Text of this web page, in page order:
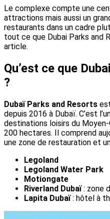
Le complexe compte une
attractions mais aussi un
restaurants dans un cadre
tout ce que Dubai Parks and
article.
Qu’est ce que
?
Dubaï Parks and Resorts
depuis 2016 à Dubaï. C’est
destinations loisirs du
200 hectares. Il comprend
une zone de restauration et
Legoland
Legoland Water Park
Motiongate
Riverland Dubaï: zone
Lapita Dubaï: hôtel à